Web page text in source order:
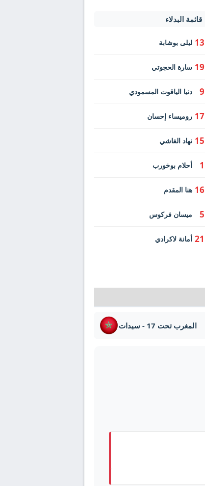
قائمة البدلاء
13 ليلى بوشابة
19 سارة الحجوتي
9 دنيا الياقوت المسمودي
17 روميساء إحسان
15 نهاد الغاشي
1 أحلام بوخورب
16 هنا المقدم
5 ميسان فركوس
21 أمانة لاكرادي
المغرب تحت 17 - سيدات